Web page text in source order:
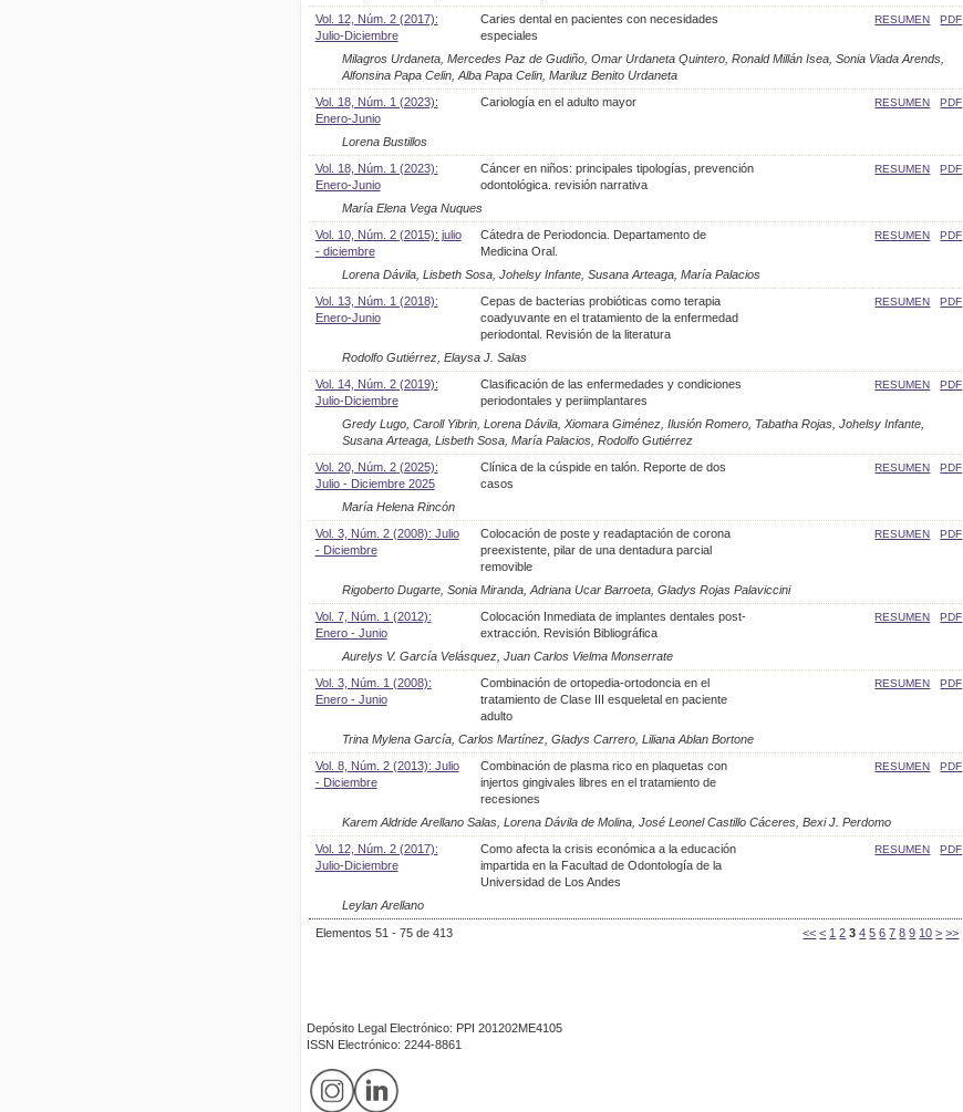
Vol. 12, Núm. 2 (2017):
Julio-Diciembre
Caries dental en pacientes con necesidades
especiales
RESUMEN PDF
Milagros Urdaneta, Mercedes Paz de Gudiño, Omar Urdaneta Quintero, Ronald Millán Isea, Sonia Viada Arends,
Alfonsina Papa Celin, Alba Papa Celin, Mariluz Benito Urdaneta
Vol. 18, Núm. 1 (2023):
Enero-Junio
Cariología en el adulto mayor RESUMEN PDF
Lorena Bustillos
Vol. 18, Núm. 1 (2023):
Enero-Junio
Cáncer en niños: principales tipologías, prevención
odontológica. revisión narrativa
RESUMEN PDF
María Elena Vega Nuques
Vol. 10, Núm. 2 (2015): julio
- diciembre
Cátedra de Periodoncia. Departamento de
Medicina Oral.
RESUMEN PDF
Lorena Dávila, Lisbeth Sosa, Johelsy Infante, Susana Arteaga, María Palacios
Vol. 13, Núm. 1 (2018):
Enero-Junio
Cepas de bacterias probióticas como terapia
coadyuvante en el tratamiento de la enfermedad
periodontal. Revisión de la literatura
RESUMEN PDF
Rodolfo Gutiérrez, Elaysa J. Salas
Vol. 14, Núm. 2 (2019):
Julio-Diciembre
Clasificación de las enfermedades y condiciones
periodontales y periimplantares
RESUMEN PDF
Gredy Lugo, Caroll Yibrin, Lorena Dávila, Xiomara Giménez, Ilusión Romero, Tabatha Rojas, Johelsy Infante,
Susana Arteaga, Lisbeth Sosa, María Palacios, Rodolfo Gutiérrez
Vol. 20, Núm. 2 (2025):
Julio - Diciembre 2025
Clínica de la cúspide en talón. Reporte de dos
casos
RESUMEN PDF
María Helena Rincón
Vol. 3, Núm. 2 (2008): Julio
- Diciembre
Colocación de poste y readaptación de corona
preexistente, pilar de una dentadura parcial
removible
RESUMEN PDF
Rigoberto Dugarte, Sonia Miranda, Adriana Ucar Barroeta, Gladys Rojas Palaviccini
Vol. 7, Núm. 1 (2012):
Enero - Junio
Colocación Inmediata de implantes dentales post-
extracción. Revisión Bibliográfica
RESUMEN PDF
Aurelys V. García Velásquez, Juan Carlos Vielma Monserrate
Vol. 3, Núm. 1 (2008):
Enero - Junio
Combinación de ortopedia-ortodoncia en el
tratamiento de Clase III esqueletal en paciente
adulto
RESUMEN PDF
Trina Mylena García, Carlos Martínez, Gladys Carrero, Liliana Ablan Bortone
Vol. 8, Núm. 2 (2013): Julio
- Diciembre
Combinación de plasma rico en plaquetas con
injertos gingivales libres en el tratamiento de
recesiones
RESUMEN PDF
Karem Aldride Arellano Salas, Lorena Dávila de Molina, José Leonel Castillo Cáceres, Bexi J. Perdomo
Vol. 12, Núm. 2 (2017):
Julio-Diciembre
Como afecta la crisis económica a la educación
impartida en la Facultad de Odontología de la
Universidad de Los Andes
RESUMEN PDF
Leylan Arellano
Elementos 51 - 75 de 413 << < 1 2 3 4 5 6 7 8 9 10 > >>
Depósito Legal Electrónico: PPI 201202ME4105
ISSN Electrónico: 2244-8861